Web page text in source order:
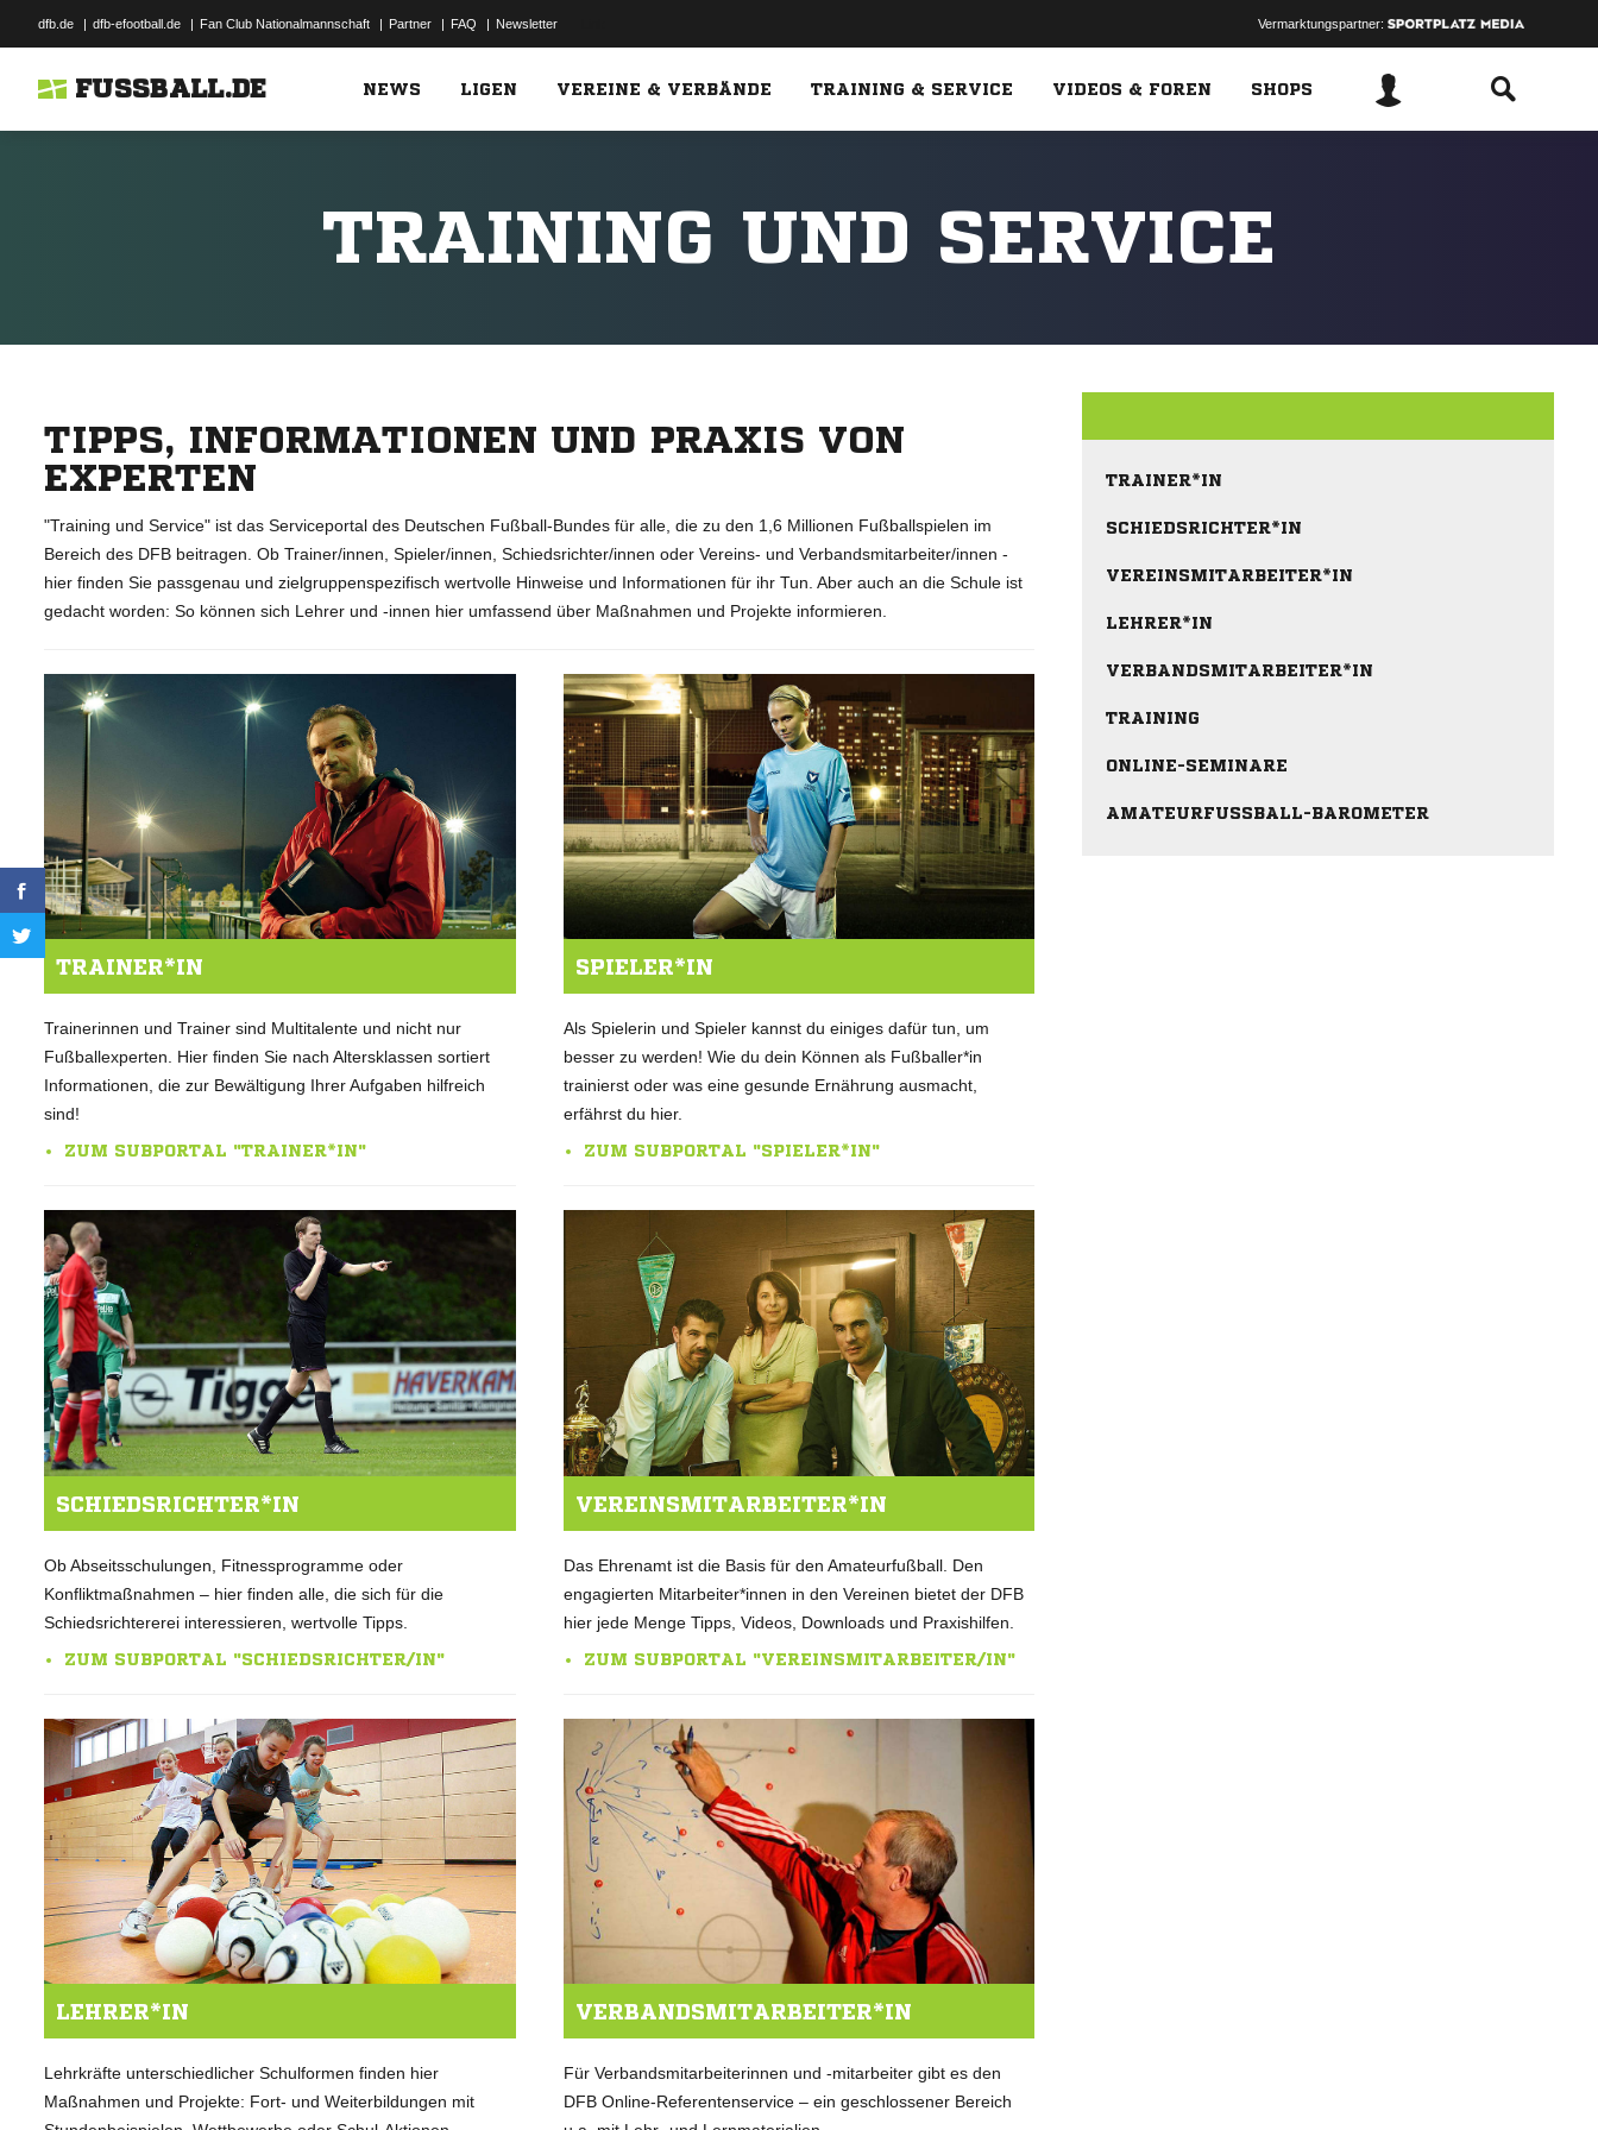
dfb.de | dfb-efootball.de | Fan Club Nationalmannschaft | Partner | FAQ | Newsletter Vermarktungspartner:
FUSSBALL.DE NEWS LIGEN VEREINE & VERBÄNDE TRAINING & SERVICE VIDEOS & FOREN SHOPS
TRAINING UND SERVICE
TIPPS, INFORMATIONEN UND PRAXIS VON
EXPERTEN
"Training und Service" ist das Serviceportal des Deutschen Fußball-Bundes für alle, die zu den 1,6 Millionen Fußballspielen im
Bereich des DFB beitragen. Ob Trainer/innen, Spieler/innen, Schiedsrichter/innen oder Vereins- und Verbandsmitarbeiter/innen -
hier finden Sie passgenau und zielgruppenspezifisch wertvolle Hinweise und Informationen für ihr Tun. Aber auch an die Schule ist
gedacht worden: So können sich Lehrer und -innen hier umfassend über Maßnahmen und Projekte informieren.
TRAINER*IN
Trainerinnen und Trainer sind Multitalente und nicht nur
Fußballexperten. Hier finden Sie nach Altersklassen sortiert
Informationen, die zur Bewältigung Ihrer Aufgaben hilfreich
sind!
ZUM SUBPORTAL "TRAINER*IN"
SPIELER*IN
Als Spielerin und Spieler kannst du einiges dafür tun, um
besser zu werden! Wie du dein Können als Fußballer*in
trainierst oder was eine gesunde Ernährung ausmacht,
erfährst du hier.
ZUM SUBPORTAL "SPIELER*IN"
SCHIEDSRICHTER*IN
Ob Abseitsschulungen, Fitnessprogramme oder
Konfliktmaßnahmen – hier finden alle, die sich für die
Schiedsrichtererei interessieren, wertvolle Tipps.
ZUM SUBPORTAL "SCHIEDSRICHTER/IN"
VEREINSMITARBEITER*IN
Das Ehrenamt ist die Basis für den Amateurfußball. Den
engagierten Mitarbeiter*innen in den Vereinen bietet der DFB
hier jede Menge Tipps, Videos, Downloads und Praxishilfen.
ZUM SUBPORTAL "VEREINSMITARBEITER/IN"
LEHRER*IN
Lehrkräfte unterschiedlicher Schulformen finden hier
Maßnahmen und Projekte: Fort- und Weiterbildungen mit
VERBANDSMITARBEITER*IN
Für Verbandsmitarbeiterinnen und -mitarbeiter gibt es den
DFB Online-Referentenservice – ein geschlossener Bereich
TRAINER*IN
SCHIEDSRICHTER*IN
VEREINSMITARBEITER*IN
LEHRER*IN
VERBANDSMITARBEITER*IN
TRAINING
ONLINE-SEMINARE
AMATEURFUSSBALL-BAROMETER